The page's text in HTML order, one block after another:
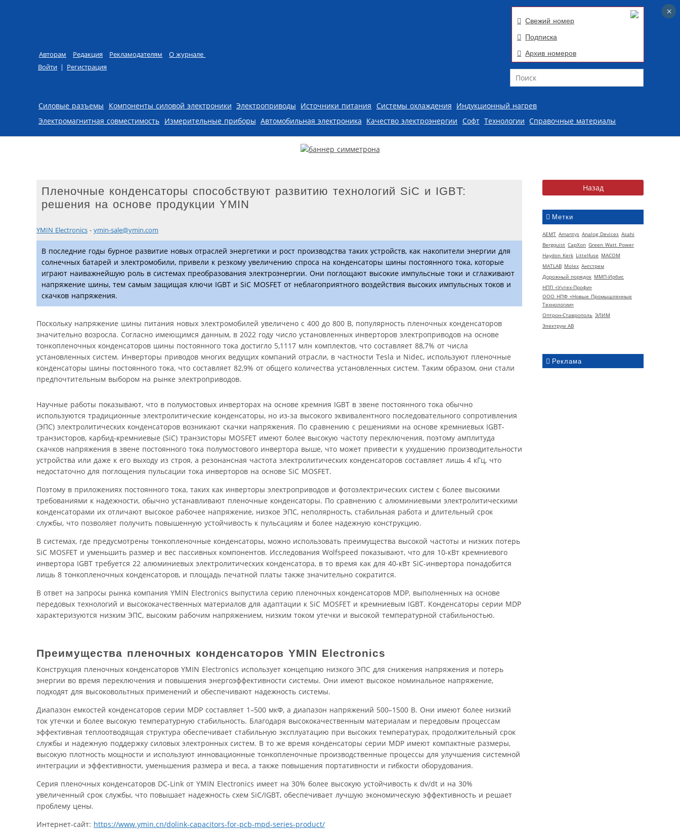
Авторам Редакция Рекламодателям
О журнале
Войти | Регистрация
Свежий номер
Подписка
Архив номеров
Поиск
Skip to content
Силовые разъемы Компоненты силовой электроники Электроприводы Источники питания Системы охлаждения Индукционный нагрев
Электромагнитная совместимость Измерительные приборы Автомобильная электроника Качество электроэнергии Софт Технологии Справочные материалы
Метки
AEMT Amantys Analog Devices Asahi
Bergquist CapXon Green Watt Power
Haydon Kerk Littelfuse MACOM
MATLAB Molex Ангстрем
Дорожный порядок ММП-Ирбис
НПП «Учтех-Профи»
ООО НПФ «Новые Промышленные
Технологии»
Оптрон-Ставрополь ЭЛИМ
Электрум АВ
Реклама
Пленочные конденсаторы способствуют развитию технологий SiC и IGBT:
решения на основе продукции YMIN
YMIN Electronics - ymin-sale@ymin.com
В последние годы бурное развитие новых отраслей энергетики и рост производства таких устройств, как накопители энергии для
солнечных батарей и электромобили, привели к резкому увеличению спроса на конденсаторы шины постоянного тока, которые
играют наиважнейшую роль в системах преобразования электроэнергии. Они поглощают высокие импульсные токи и сглаживают
напряжение шины, тем самым защищая ключи IGBT и SiC MOSFET от неблагоприятного воздействия высоких импульсных токов и
скачков напряжения.
Поскольку напряжение шины питания новых электромобилей увеличено с 400 до 800 В, популярность пленочных конденсаторов
значительно возросла. Согласно имеющимся данным, в 2022 году число установленных инверторов электроприводов на основе
тонкопленочных конденсаторов шины постоянного тока достигло 5,1117 млн ​​комплектов, что составляет 88,7% от числа
установленных систем. Инверторы приводов многих ведущих компаний отрасли, в частности Tesla и Nidec, используют пленочные
конденсаторы шины постоянного тока, что составляет 82,9% от общего количества установленных систем. Таким образом, они стали
предпочтительным выбором на рынке электроприводов.
Научные работы показывают, что в полумостовых инверторах на основе кремния IGBT в звене постоянного тока обычно
используются традиционные электролитические конденсаторы, но из-за высокого эквивалентного последовательного сопротивления
(ЭПС) электролитических конденсаторов возникают скачки напряжения. По сравнению с решениями на основе кремниевых IGBT-
транзисторов, карбид-кремниевые (SiC) транзисторы MOSFET имеют более высокую частоту переключения, поэтому амплитуда
скачков напряжения в звене постоянного тока полумостового инвертора выше, что может привести к ухудшению производительности
устройства или даже к его выходу из строя, а резонансная частота электролитических конденсаторов составляет лишь 4 кГц, что
недостаточно для поглощения пульсации тока инверторов на основе SiC MOSFET.
Поэтому в приложениях постоянного тока, таких как инверторы электроприводов и фотоэлектрических систем с более высокими
требованиями к надежности, обычно устанавливают пленочные конденсаторы. По сравнению с алюминиевыми электролитическими
конденсаторами их отличают высокое рабочее напряжение, низкое ЭПС, неполярность, стабильная работа и длительный срок
службы, что позволяет получить повышенную устойчивость к пульсациям и более надежную конструкцию.
В системах, где предусмотрены тонкопленочные конденсаторы, можно использовать преимущества высокой частоты и низких потерь
SiC MOSFET и уменьшить размер и вес пассивных компонентов. Исследования Wolfspeed показывают, что для 10-кВт кремниевого
инвертора IGBT требуется 22 алюминиевых электролитических конденсатора, в то время как для 40-кВт SiC-инвертора понадобится
лишь 8 тонкопленочных конденсаторов, и площадь печатной платы также значительно сократится.
В ответ на запросы рынка компания YMIN Electronics выпустила серию пленочных конденсаторов MDP, выполненных на основе
передовых технологий и высококачественных материалов для адаптации к SiC MOSFET и кремниевым IGBT. Конденсаторы серии MDP
характеризуются низким ЭПС, высоким рабочим напряжением, низким током утечки и высокой температурной стабильностью.
Преимущества пленочных конденсаторов YMIN Electronics
Конструкция пленочных конденсаторов YMIN Electronics использует концепцию низкого ЭПС для снижения напряжения и потерь
энергии во время переключения и повышения энергоэффективности системы. Они имеют высокое номинальное напряжение,
подходят для высоковольтных применений и обеспечивают надежность системы.
Диапазон емкостей конденсаторов серии MDP составляет 1–500 мкФ, а диапазон напряжений 500–1500 В. Они имеют более низкий
ток утечки и более высокую температурную стабильность. Благодаря высококачественным материалам и передовым процессам
эффективная теплоотводящая структура обеспечивает стабильную эксплуатацию при высоких температурах, продолжительный срок
службы и надежную поддержку силовых электронных систем. В то же время конденсаторы серии MDP имеют компактные размеры,
высокую плотность мощности и используют инновационные тонкопленочные производственные процессы для улучшения системной
интеграции и эффективности, уменьшения размера и веса, а также повышения портативности и гибкости оборудования.
Серия пленочных конденсаторов DC-Link от YMIN Electronics имеет на 30% более высокую устойчивость к dv/dt и на 30%
увеличенный срок службы, что повышает надежность схем SiC/IGBT, обеспечивает лучшую экономическую эффективность и решает
проблему цены.
Интернет-сайт: https://www.ymin.cn/dolink-capacitors-for-pcb-mpd-series-product/
×
×